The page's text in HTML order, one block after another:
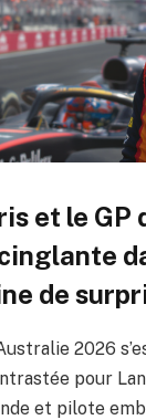
et le GP
de
2026
pour
et pilote